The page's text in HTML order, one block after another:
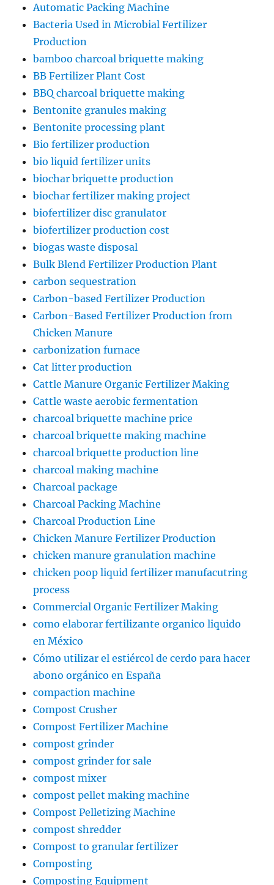
Automatic Packing Machine
Bacteria Used in Microbial Fertilizer
Production
bamboo charcoal briquette making
BB Fertilizer Plant Cost
BBQ charcoal briquette making
Bentonite granules making
Bentonite processing plant
Bio fertilizer production
bio liquid fertilizer units
biochar briquette production
biochar fertilizer making project
biofertilizer disc granulator
biofertilizer production cost
biogas waste disposal
Bulk Blend Fertilizer Production Plant
carbon sequestration
Carbon-based Fertilizer Production
Carbon-Based Fertilizer Production from
Chicken Manure
carbonization furnace
Cat litter production
Cattle Manure Organic Fertilizer Making
Cattle waste aerobic fermentation
charcoal briquette machine price
charcoal briquette making machine
charcoal briquette production line
charcoal making machine
Charcoal package
Charcoal Packing Machine
Charcoal Production Line
Chicken Manure Fertilizer Production
chicken manure granulation machine
chicken poop liquid fertilizer manufacutring
process
Commercial Organic Fertilizer Making
como elaborar fertilizante organico liquido
en México
Cómo utilizar el estiércol de cerdo para hacer
abono orgánico en España
compaction machine
Compost Crusher
Compost Fertilizer Machine
compost grinder
compost grinder for sale
compost mixer
compost pellet making machine
Compost Pelletizing Machine
compost shredder
Compost to granular fertilizer
Composting
Composting Equipment